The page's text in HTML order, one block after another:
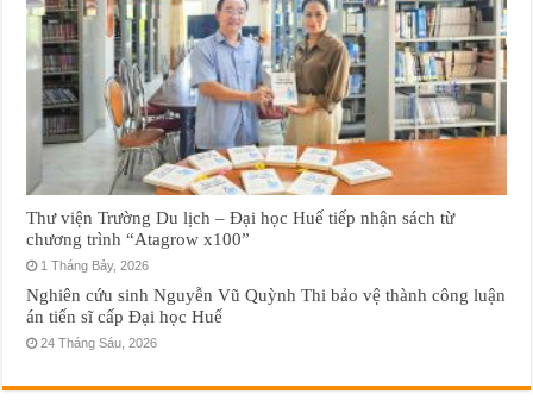
Thư viện Trường Du lịch – Đại học Huế tiếp nhận sách từ
chương trình “Atagrow x100”
1 Tháng Bảy, 2026
Nghiên cứu sinh Nguyễn Vũ Quỳnh Thi bảo vệ thành công luận
án tiến sĩ cấp Đại học Huế
24 Tháng Sáu, 2026